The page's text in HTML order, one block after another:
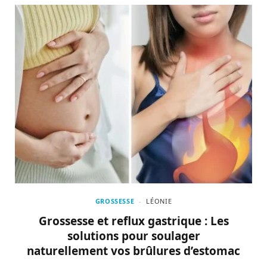
GROSSESSE LÉONIE
Grossesse et reflux gastrique : Les
solutions pour soulager
naturellement vos brûlures d’estomac